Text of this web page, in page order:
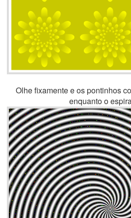
Olhe fixamente e os pontinhos
enquanto o